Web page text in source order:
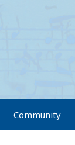
Community